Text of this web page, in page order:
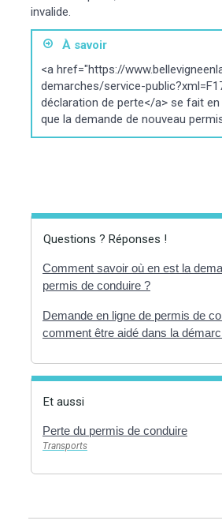
invalide.
À savoir
<a href="https://
demarches/service-
déclaration de perte</a> se fait
que la demande de nouveau
Questions ? Réponses !
Comment savoir où en est la
permis de conduire ?
Demande en ligne de permis de
comment être aidé dans la
Et aussi
Perte du permis de conduire
Transports